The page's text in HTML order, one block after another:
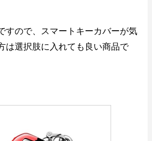
すので、スマートキーカバーが気
は選択肢に入れても良い商品で